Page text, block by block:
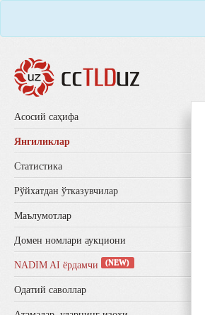
Aсосий саҳифа
Янгиликлар
Статистика
Рўйхатдан ўтказувчилар
Маълумотлар
Домен номлари аукциони
NADIM AI ёрдамчи (NEW)
Одатий саволлар